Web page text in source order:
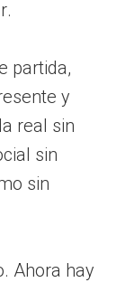
partida,
y
real sin
sin
sin
Ahora hay